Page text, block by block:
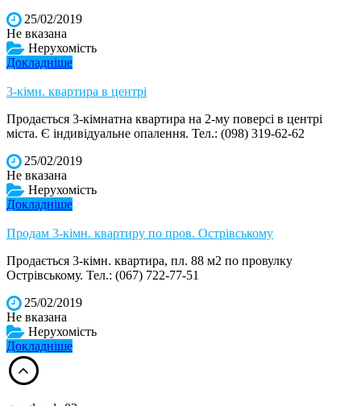
25/02/2019
Не вказана
Нерухомість
Докладніше
3-кімн. квартира в центрі
Продається 3-кімнатна квартира на 2-му поверсі в центрі
міста. Є індивідуальне опалення. Тел.: (098) 319-62-62
25/02/2019
Не вказана
Нерухомість
Докладніше
Продам 3-кімн. квартиру по пров. Острівському
Продається 3-кімн. квартира, пл. 88 м2 по провулку
Острівському. Тел.: (067) 722-77-51
25/02/2019
Не вказана
Нерухомість
Докладніше